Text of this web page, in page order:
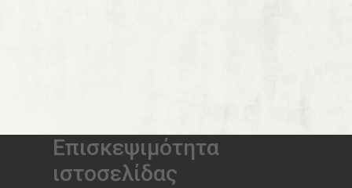
Επισκεψιμότητα
ιστοσελίδας